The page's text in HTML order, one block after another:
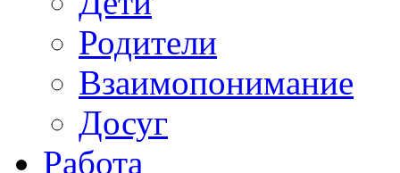
Родители
Взаимопонимание
Досуг
Работа